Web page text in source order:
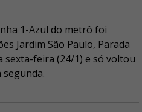
1-Azul do metrô foi
Jardim São Paulo, Parada
sexta-feira (24/1) e só voltou